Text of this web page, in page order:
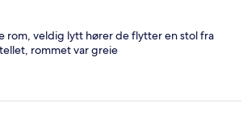
rom, veldig lytt hører de flytter en stol fra
rommet var greie